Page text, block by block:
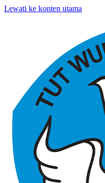
Lewati ke konten utama